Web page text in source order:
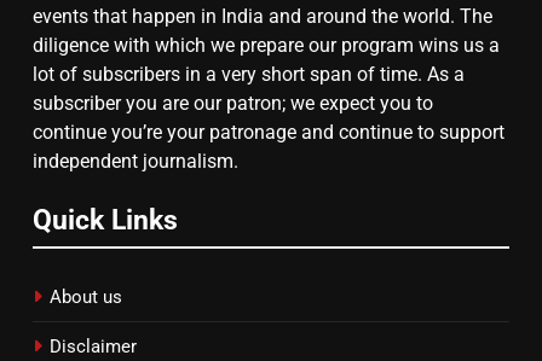
मां को गाली पर कोर्ट का समन जारी
events that happen in India and around the world. The
diligence with which we prepare our program wins us a
lot of subscribers in a very short span of time. As a
subscriber you are our patron; we expect you to
continue you’re your patronage and continue to support
independent journalism.
Quick Links
About us
Disclaimer